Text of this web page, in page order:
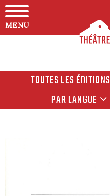
MENU
TOUTES LES ÉDITIONS
PAR LANGUE